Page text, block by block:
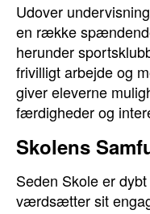
Udover
en række
herunder
frivilligt arbejde og
giver eleverne
færdigheder og
Skolens
Seden Skole er
værdsætter sit